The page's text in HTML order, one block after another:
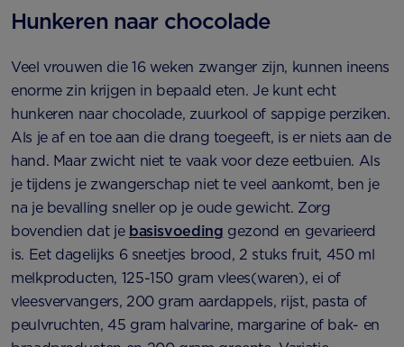
Hunkeren naar chocolade
Veel vrouwen die 16 weken zwanger zijn, kunnen ineens
enorme zin krijgen in bepaald eten. Je kunt echt
hunkeren naar chocolade, zuurkool of sappige perziken.
Als je af en toe aan die drang toegeeft, is er niets aan de
hand. Maar zwicht niet te vaak voor deze eetbuien. Als
je tijdens je zwangerschap niet te veel aankomt, ben je
na je bevalling sneller op je oude gewicht. Zorg
bovendien dat je basisvoeding gezond en gevarieerd
is. Eet dagelijks 6 sneetjes brood, 2 stuks fruit, 450 ml
melkproducten, 125-150 gram vlees(waren), ei of
vleesvervangers, 200 gram aardappels, rijst, pasta of
peulvruchten, 45 gram halvarine, margarine of bak- en